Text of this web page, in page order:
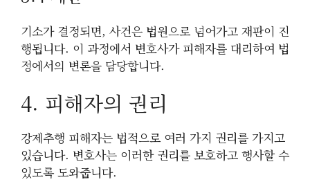
기소가 결정되면, 사건은 법원으로 넘어가고 재판이 진
행됩니다. 이 과정에서 변호사가 피해자를 대리하여 법
정에서의 변론을 담당합니다.
4. 피해자의 권리
강제추행 피해자는 법적으로 여러 가지 권리를 가지고
있습니다. 변호사는 이러한 권리를 보호하고 행사할 수
있도록 도와줍니다.